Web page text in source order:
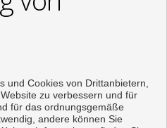
: 10:00 - 18:00
und Cookies von Drittanbietern,
zu verbessern und für
für das ordnungsgemäße
andere können Sie